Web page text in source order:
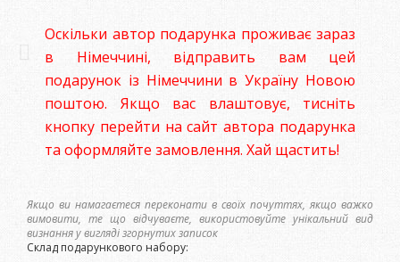
Оскільки автор подарунка проживає зараз
в Німеччині, відправить вам цей
подарунок із Німеччини в Україну Новою
поштою. Якщо вас влаштовує, тисніть
кнопку перейти на сайт автора подарунка
та оформляйте замовлення. Хай щастить!
Якщо ви намагаєтеся переконати в своїх почуттях, якщо важко
вимовити, те що відчуваєте, використовуйте унікальний вид
визнання у вигляді згорнутих записок
Склад подарункового набору: